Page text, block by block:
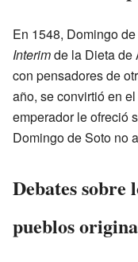
En 1548, Domingo
Interimde la Dieta de
con pensadores de
año, se convirtió en
emperador le ofreció
Domingo de Soto no
Debates sobre
pueblos